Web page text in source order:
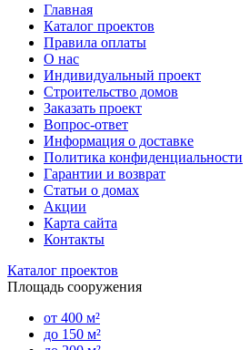
Главная
Каталог проектов
Правила оплаты
О нас
Индивидуальный проект
Строительство домов
Заказать проект
Вопрос-ответ
Информация о доставке
Политика конфиденциальности
Гарантии и возврат
Статьи о домах
Акции
Карта сайта
Контакты
Каталог проектов
Площадь сооружения
от 400 м²
до 150 м²